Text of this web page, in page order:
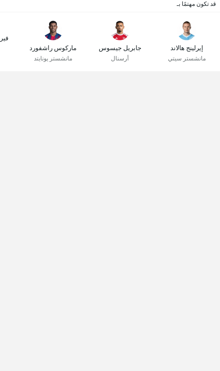
قد تكون مهتمًا بـ
إيرلينج هالاند
مانشستر سيتي
جابريل جيسوس
أرسنال
ماركوس راشفورد
مانشستر يونايتد